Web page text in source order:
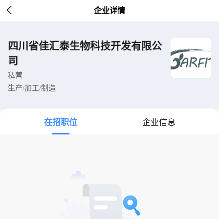
 企业详情
四川省佳汇泰生物科技开发有限公
司
私营
生产/加工/制造
在招职位 企业信息